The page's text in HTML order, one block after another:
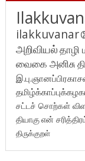
ilakkuvanar
அறிவியல்தாழி
வைகை அனிசு
சட்டச் சொற்கள்
தியாகுஎன்
திருக்குறள்